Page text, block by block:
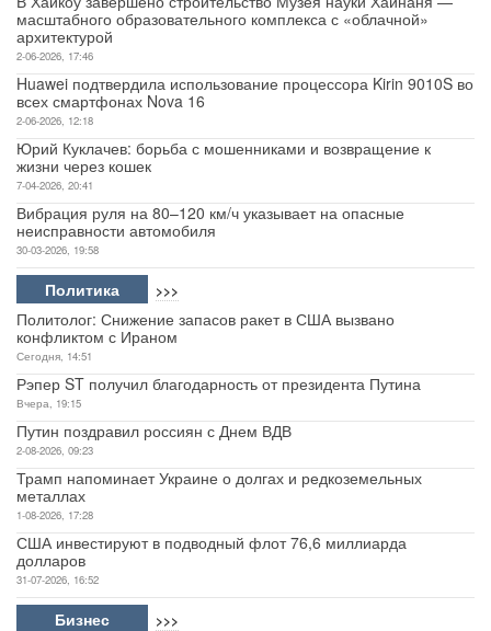
масштабного образовательного комплекса с «облачной»
архитектурой
2-06-2026, 17:46
Huawei подтвердила использование процессора Kirin 9010S во
всех смартфонах Nova 16
2-06-2026, 12:18
Юрий Куклачев: борьба с мошенниками и возвращение к
жизни через кошек
7-04-2026, 20:41
Вибрация руля на 80–120 км/ч указывает на опасные
неисправности автомобиля
30-03-2026, 19:58
Политика >>>
Политолог: Снижение запасов ракет в США вызвано
конфликтом с Ираном
Сегодня, 14:51
Рэпер ST получил благодарность от президента Путина
Вчера, 19:15
Путин поздравил россиян с Днем ВДВ
2-08-2026, 09:23
Трамп напоминает Украине о долгах и редкоземельных
металлах
1-08-2026, 17:28
США инвестируют в подводный флот 76,6 миллиарда
долларов
31-07-2026, 16:52
Бизнес >>>